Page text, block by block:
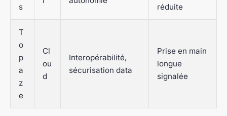
s
réduite
T
o
p
a
z
e
Cl
ou
d
Interopérabilité,
sécurisation data
Prise en main
longue
signalée